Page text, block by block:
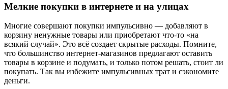
Мелкие покупки в интернете и на улицах
Многие совершают покупки импульсивно — добавляют в
корзину ненужные товары или приобретают что-то «на
всякий случай». Это всё создает скрытые расходы. Помните,
что большинство интернет-магазинов предлагают оставить
товары в корзине и подумать, и только потом решать, стоит ли
покупать. Так вы избежите импульсивных трат и сэкономите
деньги.